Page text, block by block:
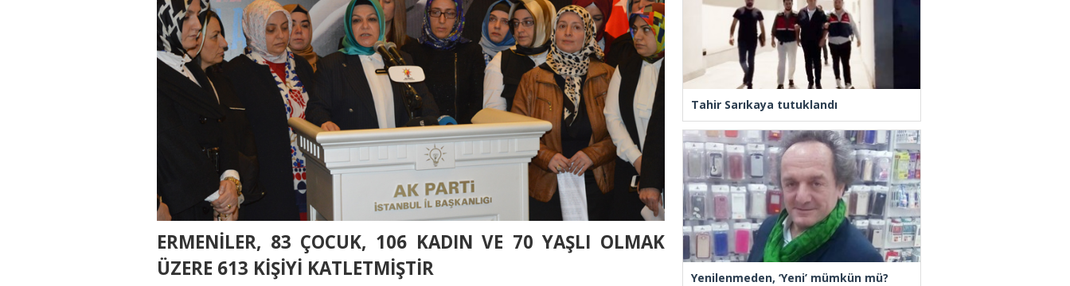
ERMENİLER, 83 ÇOCUK, 106 KADIN VE 70 YAŞLI OLMAK
ÜZERE 613 KİŞİYİ KATLETMİŞTİR
Tahir Sarıkaya tutuklandı
Yenilenmeden, ‘Yeni’ mümkün mü?